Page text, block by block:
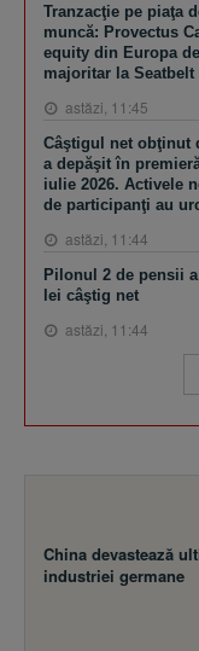
Tranzacţie pe piaţa
muncă: Provectus
equity din Europa
majoritar la
astăzi, 11:45
Câştigul net obţinut
a depăşit în
iulie 2026. Activele
de participanţi au
astăzi, 11:44
Pilonul 2 de pensii
lei câştig net
astăzi, 11:44
China devastează
industriei germane